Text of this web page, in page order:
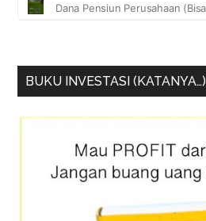
BUKU INVESTASI (KATANYA…)